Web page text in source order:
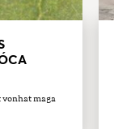
vonhat maga